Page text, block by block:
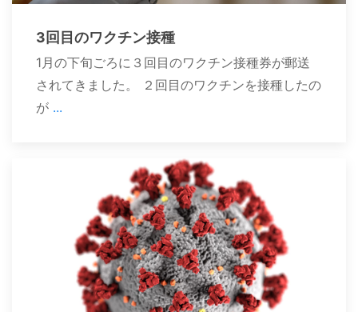
3回目のワクチン接種
1月の下旬ごろに３回目のワクチン接種券が郵送
されてきました。 ２回目のワクチンを接種したの
が ...